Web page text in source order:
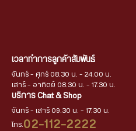
เวลาทำการลูกค้าสัมพันธ์
จันทร์ - ศุกร์ 08.30 น. - 24.00 น.
เสาร์ - อาทิตย์ 08.30 น. - 17.30 น.
บริการ Chat & Shop
จันทร์ - เสาร์ 09.30 น. - 17.30 น.
โทร. 02-112-2222